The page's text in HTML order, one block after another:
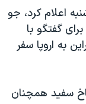
اعلام کرد، جو
گفتگو با
به اروپا سفر
سفید همچنان